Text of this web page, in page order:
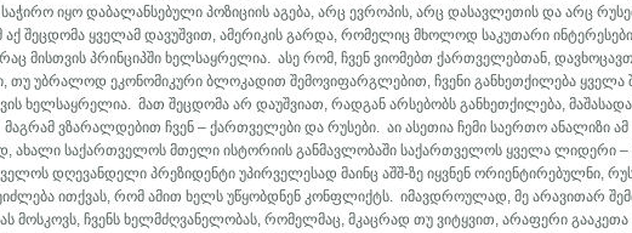
იყო დაბალანსებული პოზიციის აგება, არც ევროპის, არც დასავლეთის და არც
აქ შეცდომა ყველამ დავუშვით, ამერიკის გარდა, რომელიც მხოლოდ საკუთარი
რაც მისთვის პრინციპში ხელსაყრელია. ასე რომ, ჩვენ ვიომებთ ქართველებთან,
თუ უბრალოდ ეკონომიკური ბლოკადით შემოვიფარგლებით, ჩვენი განხეთქილება ყველა
ხელსაყრელია. მათ შეცდომა არ დაუშვიათ, რადგან არსებობს განხეთქილება,
ვზარალდებით ჩვენ – ქართველები და რუსები. აი ასეთია ჩემი საერთო ანალიზი ამ
ახალი საქართველოს მთელი ისტორიის განმავლობაში საქართველოს ყველა ლიდერი –
დღევანდელი პრეზიდენტი უპირველესად მაინც აშშ-ზე იყვნენ ორიენტირებულნი,
ითქვას, რომ ამით ხელს უწყობდნენ კონფლიქტს. იმავდროულად, მე არავითარ
მოსკოვს, ჩვენს ხელმძღვანელობას, რომელმაც, მკაცრად თუ ვიტყვით, არაფერი